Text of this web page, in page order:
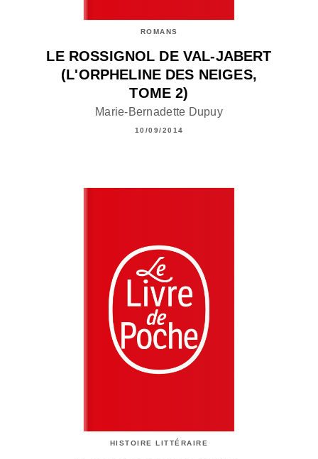
ROMANS
LE ROSSIGNOL DE VAL-JABERT
(L'ORPHELINE DES NEIGES,
TOME 2)
Marie-Bernadette Dupuy
10/09/2014
HISTOIRE LITTÉRAIRE